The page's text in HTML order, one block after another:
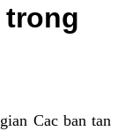
trong
Cac ban tan